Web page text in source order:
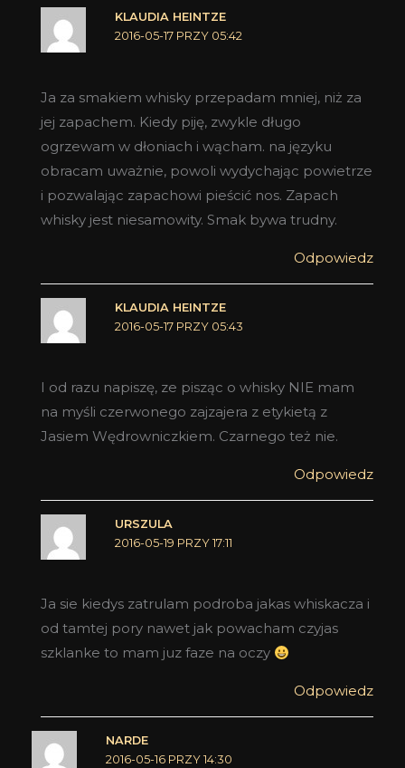
KLAUDIA HEINTZE
2016-05-17 PRZY 05:42
Ja za smakiem whisky przepadam mniej, niż za
jej zapachem. Kiedy piję, zwykle długo
ogrzewam w dłoniach i wącham. na języku
obracam uważnie, powoli wydychając powietrze
i pozwalając zapachowi pieścić nos. Zapach
whisky jest niesamowity. Smak bywa trudny.
Odpowiedz
KLAUDIA HEINTZE
2016-05-17 PRZY 05:43
I od razu napiszę, ze pisząc o whisky NIE mam
na myśli czerwonego zajzajera z etykietą z
Jasiem Wędrowniczkiem. Czarnego też nie.
Odpowiedz
URSZULA
2016-05-19 PRZY 17:11
Ja sie kiedys zatrulam podroba jakas whiskacza i
od tamtej pory nawet jak powacham czyjas
szklanke to mam juz faze na oczy
Odpowiedz
NARDE
2016-05-16 PRZY 14:30